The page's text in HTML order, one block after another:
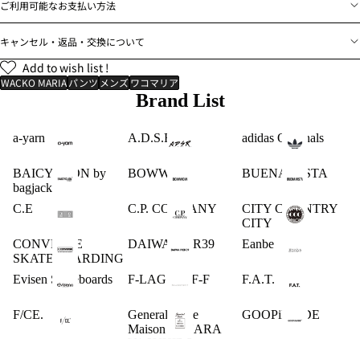
ご利用可能なお支払い方法
キャンセル・返品・交換について
Add to wish list !
WACKO MARIAパンツ メンズワコマリア
Brand List
a-yarn A.D.S.R. adidas Originals
BAICYCLON by
bagjack
BOWWOW BUENA VISTA
C.E C.P. COMPANY
CITY COUNTRY
CITY
CONVERSE
SKATEBOARDING
DAIWA PIER39 Eanbe
Evisen Skateboards F-LAGSTUF-F F.A.T.
F/CE.
General Scale
Maison MIHARA
GOOPiMADE